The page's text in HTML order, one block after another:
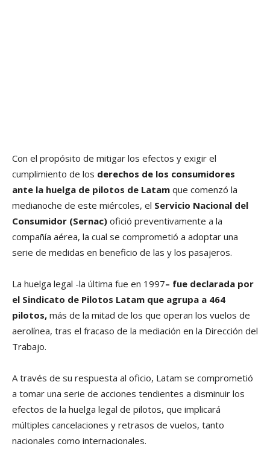
Con el propósito de mitigar los efectos y exigir el
cumplimiento de los derechos de los consumidores
ante la huelga de pilotos de Latam que comenzó la
medianoche de este miércoles, el Servicio Nacional del
Consumidor (Sernac) ofició preventivamente a la
compañía aérea, la cual se comprometió a adoptar una
serie de medidas en beneficio de las y los pasajeros.
La huelga legal -la última fue en 1997– fue declarada por
el Sindicato de Pilotos Latam que agrupa a 464
pilotos, más de la mitad de los que operan los vuelos de
aerolínea, tras el fracaso de la mediación en la Dirección del
Trabajo.
A través de su respuesta al oficio, Latam se comprometió
a tomar una serie de acciones tendientes a disminuir los
efectos de la huelga legal de pilotos, que implicará
múltiples cancelaciones y retrasos de vuelos, tanto
nacionales como internacionales.